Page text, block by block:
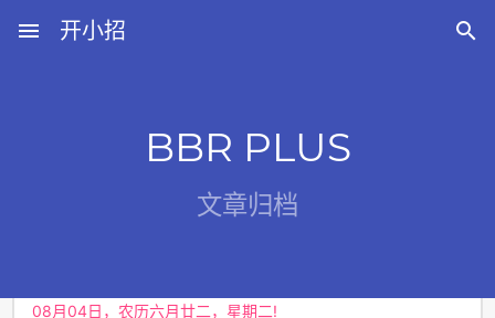
menu 开小招 
BBR PLUS
文章归档
08月08日，农历六月廿六，星期六!
08月04日，农历六月廿二，星期二!